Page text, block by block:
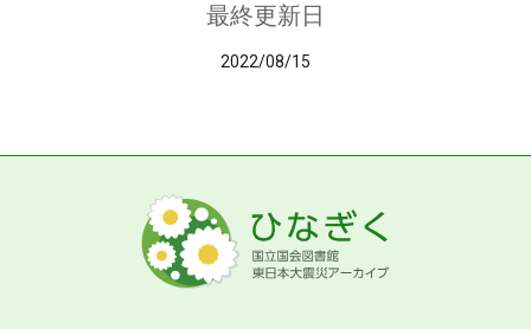
最終更新日
2022/08/15